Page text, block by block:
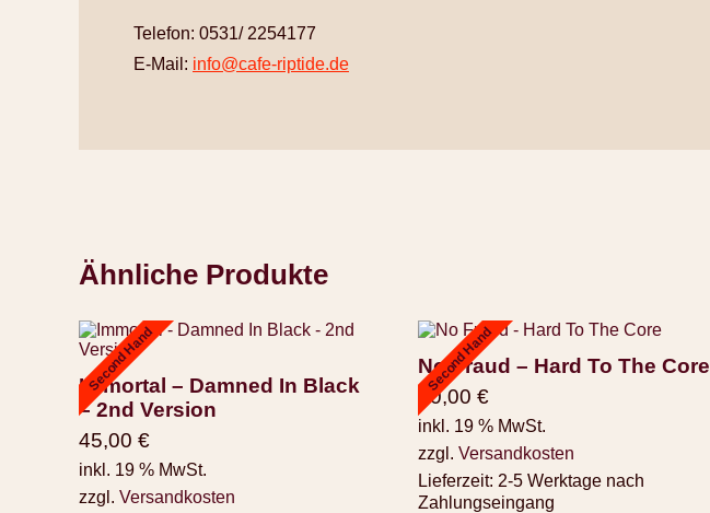
Telefon: 0531/ 2254177
E-Mail: info@cafe-riptide.de
Ähnliche Produkte
Second Hand
Immortal – Damned In Black
– 2nd Version
45,00 €
inkl. 19 % MwSt.
zzgl. Versandkosten
Second Hand
No Fraud – Hard To The Core
10,00 €
inkl. 19 % MwSt.
zzgl. Versandkosten
Lieferzeit: 2-5 Werktage nach
Zahlungseingang